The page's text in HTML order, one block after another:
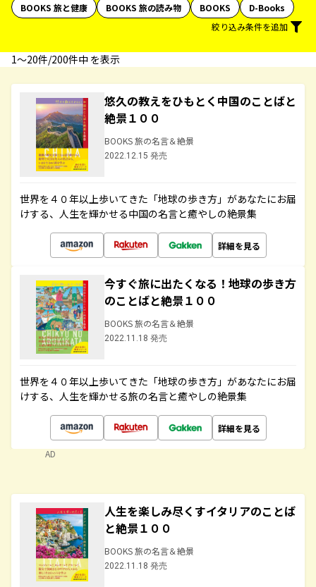
BOOKS 旅と健康
BOOKS 旅の読み物 BOOKS
D-Books
絞り込み条件を追加
1〜20件/200件中 を表示
悠久の教えをひもとく中国のことばと
絶景１００
BOOKS 旅の名言＆絶景
2022.12.15 発売
世界を４０年以上歩いてきた「地球の歩き方」があなたにお届
けする、人生を輝かせる中国の名言と癒やしの絶景集
詳細を見る
今すぐ旅に出たくなる！地球の歩き方
のことばと絶景１００
BOOKS 旅の名言＆絶景
2022.11.18 発売
世界を４０年以上歩いてきた「地球の歩き方」があなたにお届
けする、人生を輝かせる旅の名言と癒やしの絶景集
詳細を見る
AD
人生を楽しみ尽くすイタリアのことば
と絶景１００
BOOKS 旅の名言＆絶景
2022.11.18 発売